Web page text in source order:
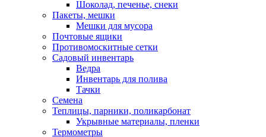
Шоколад, печенье, снеки
Пакеты, мешки
Мешки для мусора
Почтовые ящики
Противомоскитные сетки
Садовый инвентарь
Ведра
Инвентарь для полива
Тачки
Семена
Теплицы, парники, поликарбонат
Укрывные материалы, пленки
Термометры